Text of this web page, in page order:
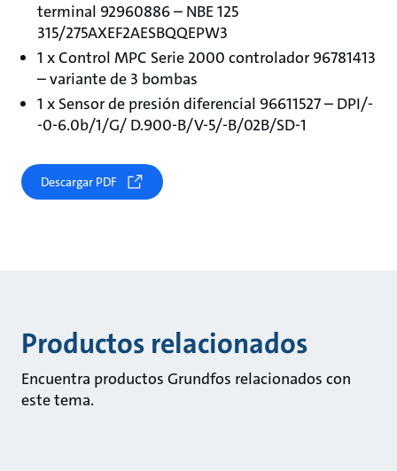
terminal 92960886 – NBE 125
315/275AXEF2AESBQQEPW3
1 x Control MPC Serie 2000 controlador 96781413
– variante de 3 bombas
1 x Sensor de presión diferencial 96611527 – DPI/-
-0-6.0b/1/G/ D.900-B/V-5/-B/02B/SD-1
Descargar PDF
Productos relacionados
Encuentra productos Grundfos relacionados con
este tema.